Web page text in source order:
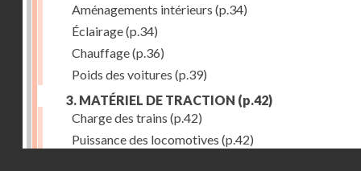
Aménagements intérieurs (p.34)
Éclairage(p.34)
Chauffage(p.36)
Poids des voitures (p.39)
3. MATÉRIEL DE TRACTION (p.42)
Charge des trains (p.42)
Puissance des locomotives (p.42)